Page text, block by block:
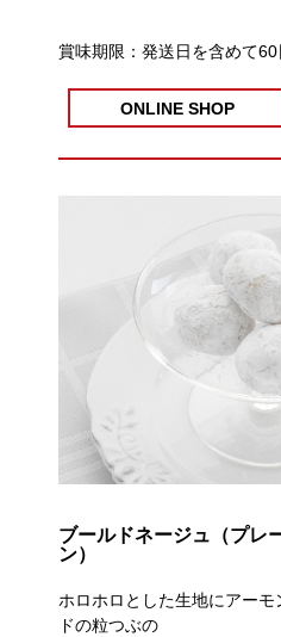
賞味期限：発送日を含めて60
ONLINE SHOP
ブールドネージュ（プレ
ン）
ホロホロとした生地にアーモ
ドの粒つぶの